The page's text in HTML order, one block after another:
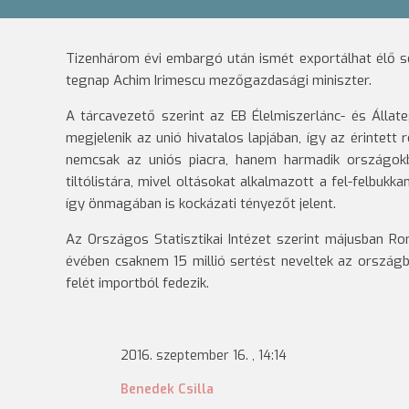
Tizenhárom évi embargó után ismét exportálhat élő
tegnap Achim Irimescu mezőgazdasági miniszter.
A tárcavezető szerint az EB Élelmiszerlánc- és
megjelenik az unió hivatalos lapjában, így az
nemcsak az uniós piacra, hanem harmadik
tiltólistára, mivel oltásokat alkalmazott a fel-
így önmagában is kockázati tényezőt jelent.
Az Országos Statisztikai Intézet szerint májusban
évében csaknem 15 millió sertést neveltek az
felét importból fedezik.
2016. szeptember 16. , 14:14
Benedek Csilla